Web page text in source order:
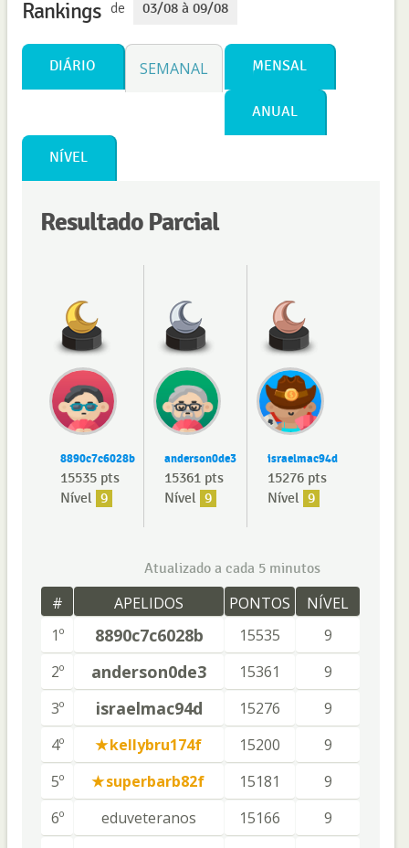
Rankings de 03/08 à 09/08
DIÁRIO SEMANAL MENSAL
ANUAL
NÍVEL
Resultado Parcial
8890c7c6028b
15535 pts
Nível 9
anderson0de3
15361 pts
Nível 9
israelmac94d
15276 pts
Nível 9
Atualizado a cada 5 minutos
# APELIDOS PONTOS
NÍVEL
1º
8890c7c6028b 15535
9
2º
anderson0de3 15361
9
3º
israelmac94d 15276
9
4º
kellybru174f 15200
9
5º
superbarb82f 15181
9
6º
eduveteranos 15166
9